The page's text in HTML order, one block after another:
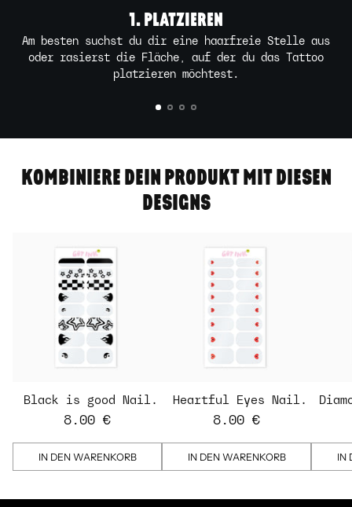
1. PLATZIEREN
Am besten suchst du dir eine haarfreie Stelle aus
oder rasierst die Fläche, auf der du das Tattoo
platzieren möchtest.
KOMBINIERE DEIN PRODUKT MIT DIESEN
DESIGNS
Black is good Nail
Strips
8.00 €
IN DEN WARENKORB
Heartful Eyes Nail
Strips - transparent
8.00 €
IN DEN WARENKORB IN